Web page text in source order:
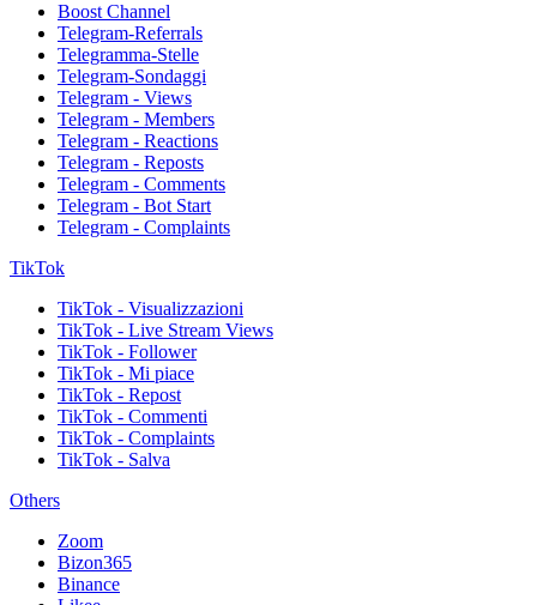
Boost Channel
Telegram-Referrals
Telegramma-Stelle
Telegram-Sondaggi
Telegram - Views
Telegram - Members
Telegram - Reactions
Telegram - Reposts
Telegram - Comments
Telegram - Bot Start
Telegram - Complaints
TikTok
TikTok - Visualizzazioni
TikTok - Live Stream Views
TikTok - Follower
TikTok - Mi piace
TikTok - Repost
TikTok - Commenti
TikTok - Complaints
TikTok - Salva
Others
Zoom
Bizon365
Binance